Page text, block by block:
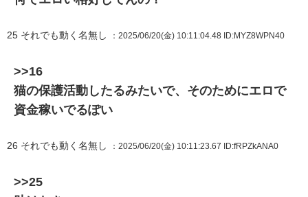
25 それでも動く名無し ：2025/06/20(金) 10:11:04.48 ID:MYZ8WPN40
>>16
猫の保護活動したるみたいで、そのためにエロで
資金稼いでるぽい
26 それでも動く名無し ：2025/06/20(金) 10:11:23.67 ID:fRPZkANA0
>>25